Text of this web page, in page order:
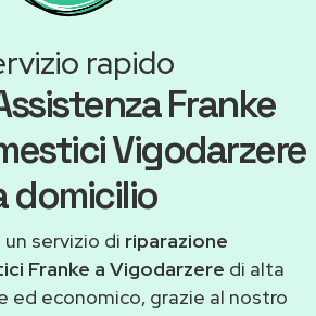
rapido
Franke
Vigodarzere
domicilio
servizio di riparazione
Franke a Vigodarzere di alta
ed economico, grazie al nostro